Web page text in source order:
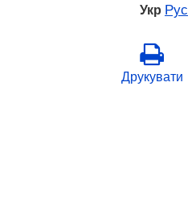
Укр Рус
Друкувати